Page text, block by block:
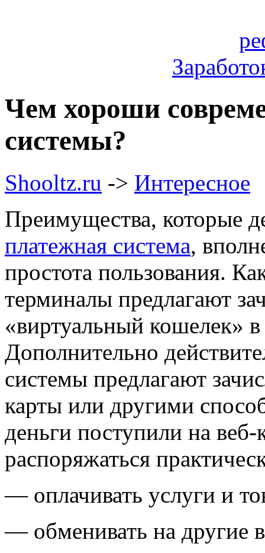
Чем хороши
системы?
Shooltz.ru -> Интересное
Преимущества, которые
платежная система,
простота пользования.
терминалы предлагают
«виртуальный кошелек»
Дополнительно
системы предлагают
карты или другими
деньги поступили на
распоряжаться
— оплачивать услуги и
— обменивать на другие